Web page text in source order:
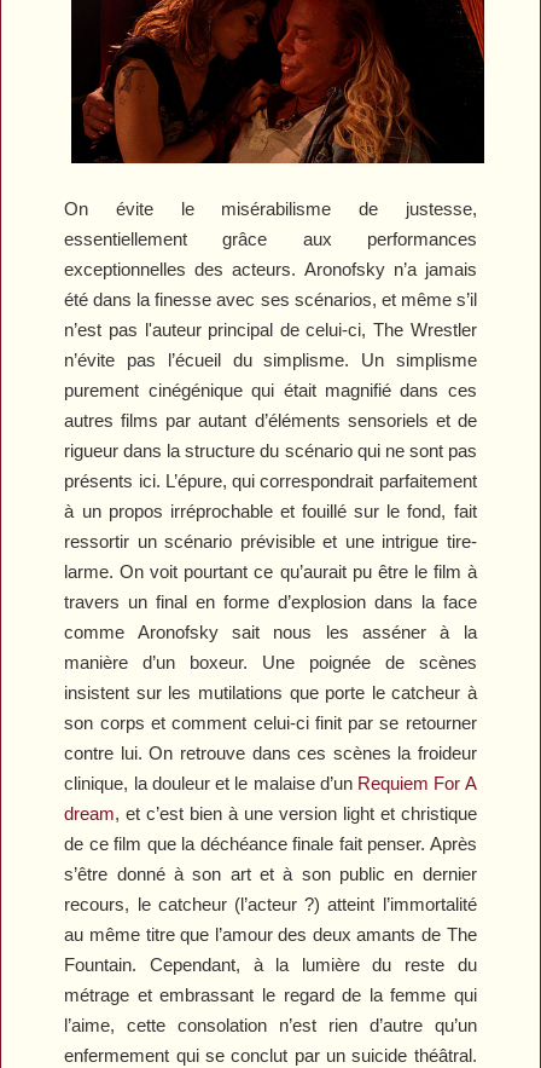
On évite le misérabilisme de justesse,
essentiellement grâce aux performances
exceptionnelles des acteurs. Aronofsky n’a jamais
été dans la finesse avec ses scénarios, et même s’il
n’est pas l'auteur principal de celui-ci,The Wrestler
n’évite pas l’écueil du simplisme. Un simplisme
purement cinégénique qui était magnifié dans ces
autres films par autant d’éléments sensoriels et de
rigueur dans la structure du scénario qui ne sont pas
présents ici. L’épure, qui correspondrait parfaitement
à un propos irréprochable et fouillé sur le fond, fait
ressortir un scénario prévisible et une intrigue tire-
larme. On voit pourtant ce qu’aurait pu être le film à
travers un final en forme d’explosion dans la face
comme Aronofsky sait nous les asséner à la
manière d’un boxeur. Une poignée de scènes
insistent sur les mutilations que porte le catcheur à
son corps et comment celui-ci finit par se retourner
contre lui. On retrouve dans ces scènes la froideur
clinique, la douleur et le malaise d’un Requiem For A
dream, et c’est bien à une version light et christique
de ce film que la déchéance finale fait penser. Après
s’être donné à son art et à son public en dernier
recours, le catcheur (l’acteur ?) atteint l’immortalité
au même titre que l’amour des deux amants de The
Fountain. Cependant, à la lumière du reste du
métrage et embrassant le regard de la femme qui
l’aime, cette consolation n’est rien d’autre qu’un
enfermement qui se conclut par un suicide théâtral.